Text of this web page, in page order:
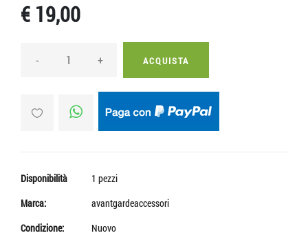
€ 19,00
- + ACQUISTA
Disponibilità
1 pezzi
Marca:
avantgardeaccessori
Condizione:
Nuovo